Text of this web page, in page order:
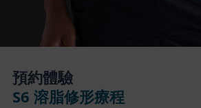
預約體驗
S6 溶脂修形療程